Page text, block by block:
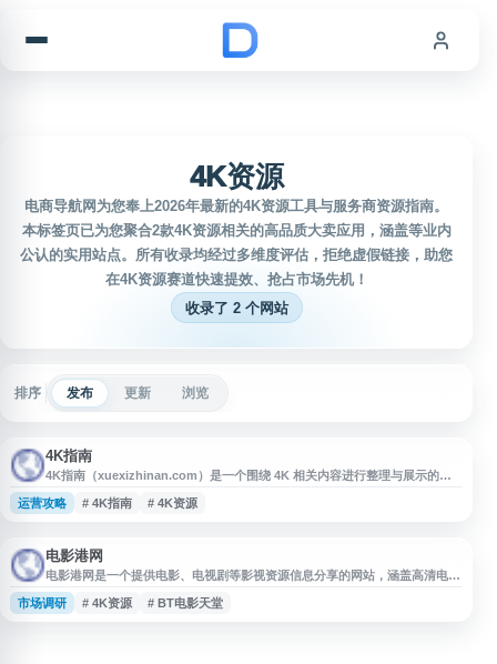
4K资源
电商导航网为您奉上2026年最新的4K资源工具与服务商资源指南。
本标签页已为您聚合2款4K资源相关的高品质大卖应用，涵盖等业内
公认的实用站点。所有收录均经过多维度评估，拒绝虚假链接，助您
在4K资源赛道快速提效、抢占市场先机！
收录了 2 个网站
排序 发布 更新 浏览
4K指南
4K指南（xuexizhinan.com）是一个围绕 4K 相关内容进行整理与展示的网
站，适合用户了解 4K 资源、清晰度标准、设备观看与使用参考等信息。网站
定位清晰，可作为查找 4K 内容与相关指南的入口，便于导航站收录和用户快
运营攻略 # 4K指南 # 4K资源
电影港网
电影港网是一个提供电影、电视剧等影视资源信息分享的网站，涵盖高清电
影、4K资源、BT种子等内容分类，方便用户按需查找相关下载资源。网站关
键词包括电影港、BT电影天堂、种子分享网站等，适合关注高清影视资源与
市场调研 # 4K资源 # BT电影天堂